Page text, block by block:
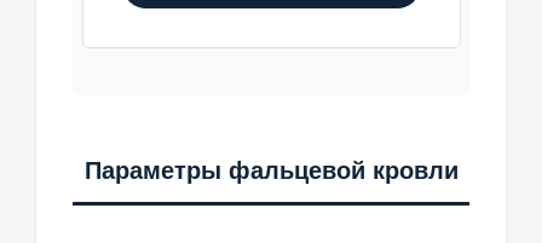
Параметры фальцевой кровли